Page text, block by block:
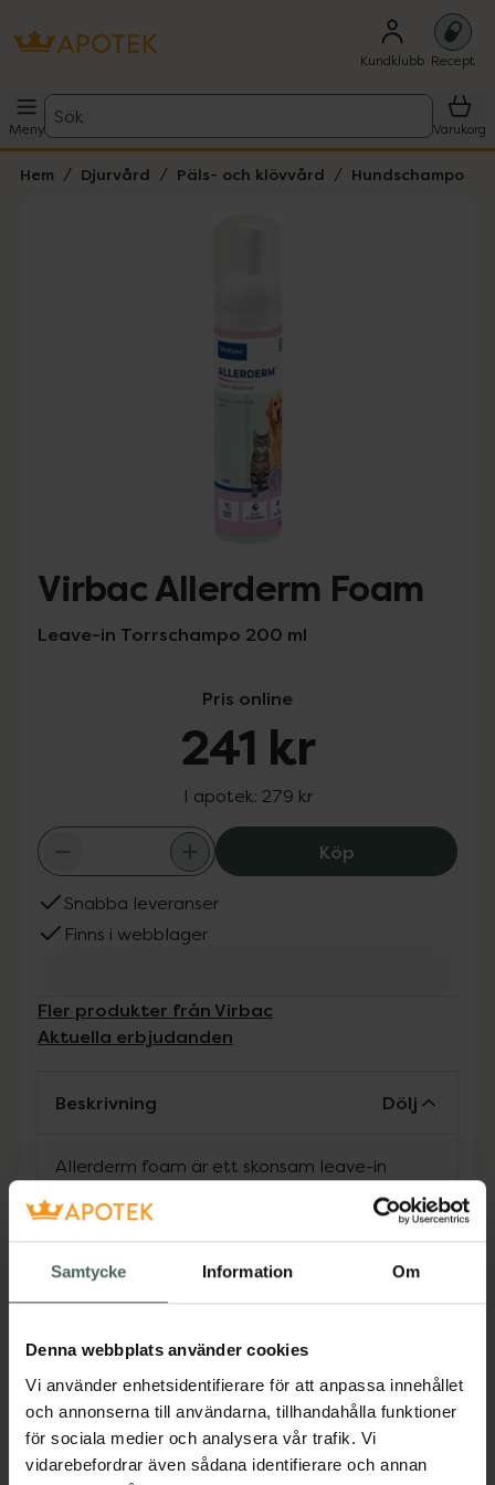
Samtycke Information Om
Denna webbplats använder cookies
Vi använder enhetsidentifierare för att anpassa innehållet
och annonserna till användarna, tillhandahålla funktioner
för sociala medier och analysera vår trafik. Vi
vidarebefordrar även sådana identifierare och annan
Kundklubb Recept
Meny
Sök
Varukorg
Hem Djurvård Päls- och klövvård Hundschampo
Virbac Allerderm Foam
Leave-in Torrschampo 200 ml
Pris online
241 kr
I apotek: 279 kr
KöpVirbac
Snabba leveranser
Finns i webblager
Fler produkter från Virbac
Aktuella erbjudanden
Beskrivning Dölj
Allerderm foam är ett skonsam leave-in
torrschampo i skumform. Det avlägsnar
orenheter från huden och neutraliserar dålig
lukt. För kompletterande rengöring av pälsen
och som ett snabbt, enkelt alternativ för att
tvätta eller för punkttvätt vid snabb och
tassar och hudveck.
Jämförpris 1,35 kr/ml
EAN:
03597133092271
Kategorier: